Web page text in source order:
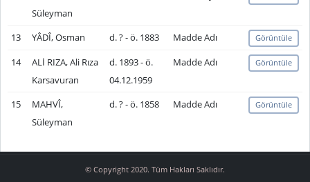
Süleyman
13 YÂDÎ, Osman d. ? - ö. 1883 Madde Adı Görüntüle
14
ALİ RIZA, Ali Rıza
Karsavuran
d. 1893 - ö.
04.12.1959
Madde Adı Görüntüle
15
MAHVÎ,
Süleyman
d. ? - ö. 1858 Madde Adı Görüntüle
© Copyright 2020. Tüm Hakları Saklıdır.